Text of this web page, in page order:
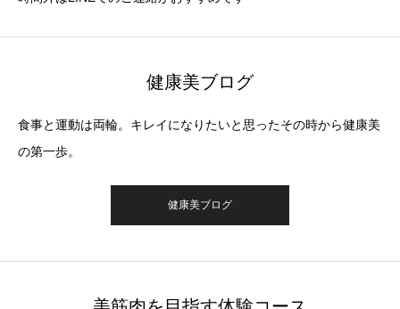
健康美ブログ
食事と運動は両輪。キレイになりたいと思ったその時から健康美
の第一歩。
健康美ブログ